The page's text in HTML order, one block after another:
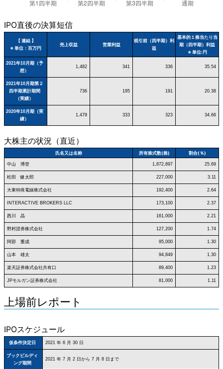
IPO直後の決算短信
【 連結 】
※ 単位：百万円
売上収益 営業利益
税引前（四半期）利
益
基本的１株当たり当
期（四半期）利益
※ 単位:円
2021年10月期（予
想）
1,482 341 336 35.54
2021年10月期第２
四半期累計期間
（実績）
736 195 191 20.38
2020年10月期（実
績）
1,479 333 323 34.66
大株主の状況（直近）
氏名又は名称 所有株式数(株) 割合(％)
中山 博登 1,872,897 25.69
松田 健太郎 227,000 3.11
大東特殊電線株式会社 192,400 2.64
INTERACTIVE BROKERS LLC 173,100 2.37
西川 晶 161,000 2.21
野村證券株式会社 127,200 1.74
阿部 重成 95,000 1.30
山本 雄太 94,849 1.30
楽天証券株式会社共有口 89,400 1.23
JPモルガン証券株式会社 81,000 1.11
上場前レポート
IPOスケジュール
仮条件決定日 2021 年 6 月 30 日
ブックビルディ
ング期間
2021 年 7 月 2 日から 7 月 8 日まで